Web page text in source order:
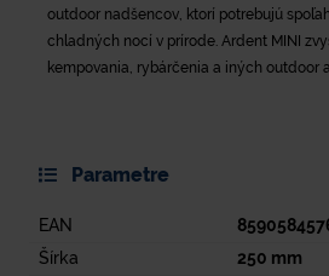
outdoor nadšencov, ktorí potrebujú
chladných nocí v prírode. Ardent MINI
kempovania, rybárčenia a iných outdoor
Parametre
EAN
Šírka
250 mm